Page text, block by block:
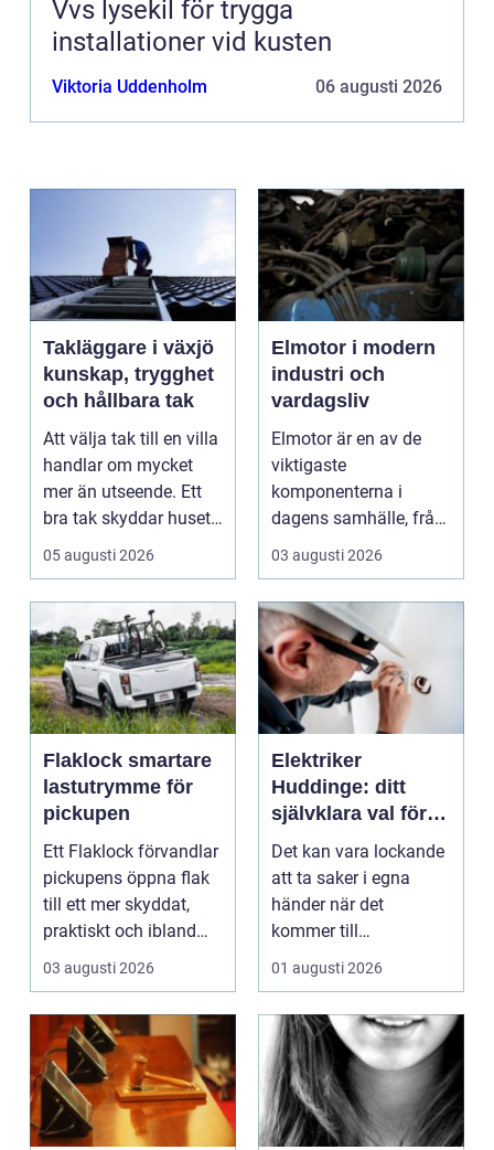
Vvs lysekil för trygga
installationer vid kusten
Viktoria Uddenholm 06 augusti 2026
Takläggare i växjö
kunskap, trygghet
och hållbara tak
Att välja tak till en villa
handlar om mycket
mer än utseende. Ett
bra tak skyddar huset
mot regn, s...
05 augusti 2026
Elmotor i modern
industri och
vardagsliv
Elmotor är en av de
viktigaste
komponenterna i
dagens samhälle, från
små hushållsapparater
till stor...
03 augusti 2026
Flaklock smartare
lastutrymme för
pickupen
Ett Flaklock förvandlar
pickupens öppna flak
till ett mer skyddat,
praktiskt och ibland
också mer br...
03 augusti 2026
Elektriker
Huddinge: ditt
självklara val för
säker elinstallation
Det kan vara lockande
att ta saker i egna
händer när det
kommer till
hemförbättr...
01 augusti 2026